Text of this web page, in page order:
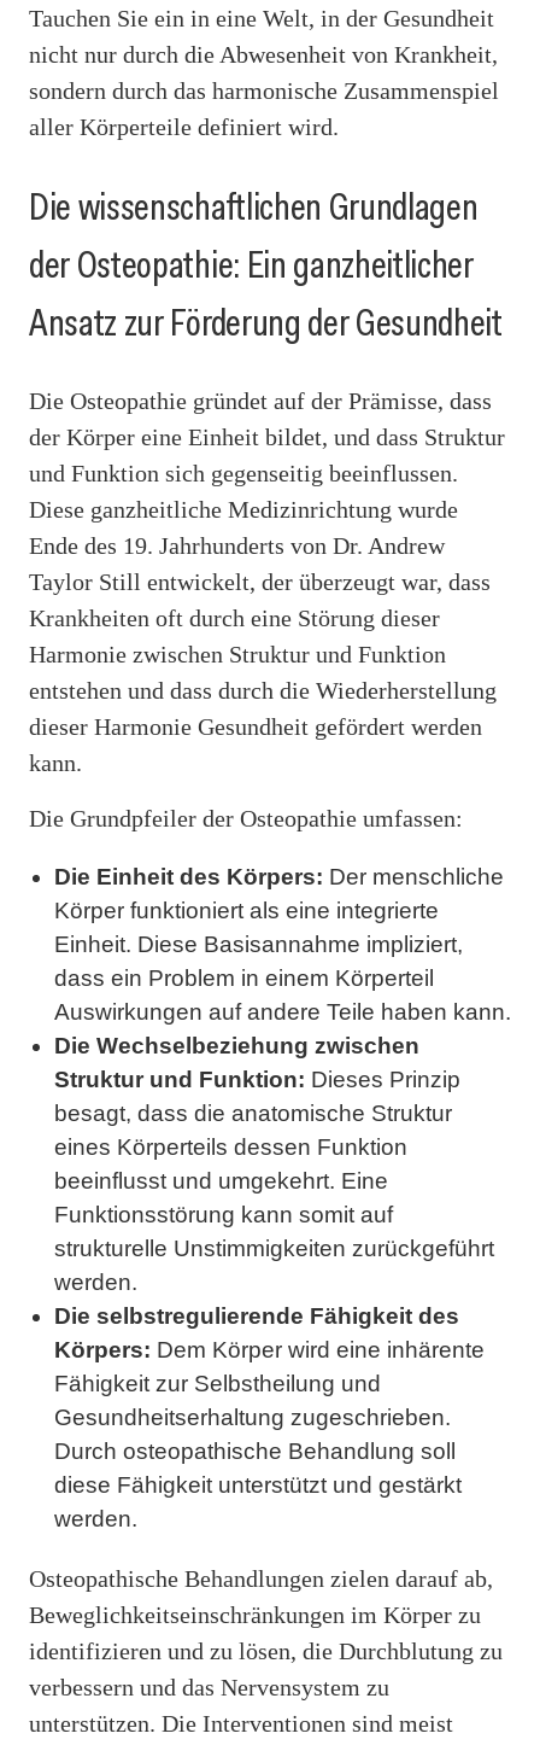
Tauchen Sie ein in eine Welt, in der Gesundheit
nicht nur durch die Abwesenheit von Krankheit,
sondern durch das harmonische Zusammenspiel
aller Körperteile definiert wird.
Die wissenschaftlichen Grundlagen
der Osteopathie: Ein ganzheitlicher
Ansatz zur Förderung der Gesundheit
Die Osteopathie gründet auf der Prämisse, dass
der Körper eine Einheit bildet, und dass Struktur
und Funktion sich gegenseitig beeinflussen.
Diese ganzheitliche Medizinrichtung wurde
Ende des 19. Jahrhunderts von Dr. Andrew
Taylor Still entwickelt, der überzeugt war, dass
Krankheiten oft durch eine Störung dieser
Harmonie zwischen Struktur und Funktion
entstehen und dass durch die Wiederherstellung
dieser Harmonie Gesundheit gefördert werden
kann.
Die Grundpfeiler der Osteopathie umfassen:
Die Einheit des Körpers: Der menschliche
Körper funktioniert als eine integrierte
Einheit. Diese Basisannahme impliziert,
dass ein Problem in einem Körperteil
Auswirkungen auf andere Teile haben kann.
Die Wechselbeziehung zwischen
Struktur und Funktion: Dieses Prinzip
besagt, dass die anatomische Struktur
eines Körperteils dessen Funktion
beeinflusst und umgekehrt. Eine
Funktionsstörung kann somit auf
strukturelle Unstimmigkeiten zurückgeführt
werden.
Die selbstregulierende Fähigkeit des
Körpers: Dem Körper wird eine inhärente
Fähigkeit zur Selbstheilung und
Gesundheitserhaltung zugeschrieben.
Durch osteopathische Behandlung soll
diese Fähigkeit unterstützt und gestärkt
werden.
Osteopathische Behandlungen zielen darauf ab,
Beweglichkeitseinschränkungen im Körper zu
identifizieren und zu lösen, die Durchblutung zu
verbessern und das Nervensystem zu
unterstützen. Die Interventionen sind meist